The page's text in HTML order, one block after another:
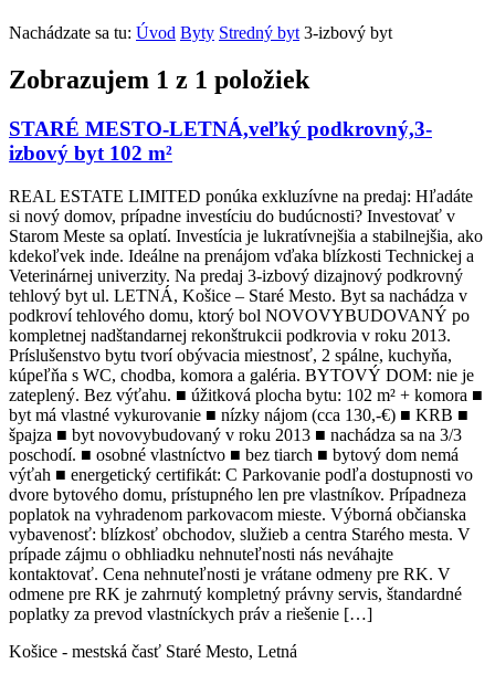
Nachádzate sa tu: Úvod Byty Stredný byt 3-izbový byt
Zobrazujem 1 z 1 položiek
STARÉ MESTO-LETNÁ,veľký podkrovný,3-
izbový byt 102 m²
REAL ESTATE LIMITED ponúka exkluzívne na predaj: Hľadáte
si nový domov, prípadne investíciu do budúcnosti? Investovať v
Starom Meste sa oplatí. Investícia je lukratívnejšia a stabilnejšia, ako
kdekoľvek inde. Ideálne na prenájom vďaka blízkosti Technickej a
Veterinárnej univerzity. Na predaj 3-izbový dizajnový podkrovný
tehlový byt ul. LETNÁ, Košice – Staré Mesto. Byt sa nachádza v
podkroví tehlového domu, ktorý bol NOVOVYBUDOVANÝ po
kompletnej nadštandarnej rekonštrukcii podkrovia v roku 2013.
Príslušenstvo bytu tvorí obývacia miestnosť, 2 spálne, kuchyňa,
kúpeľňa s WC, chodba, komora a galéria. BYTOVÝ DOM: nie je
zateplený. Bez výťahu. ■ úžitková plocha bytu: 102 m² + komora ■
byt má vlastné vykurovanie ■ nízky nájom (cca 130,-€) ■ KRB ■
špajza ■ byt novovybudovaný v roku 2013 ■ nachádza sa na 3/3
poschodí. ■ osobné vlastníctvo ■ bez tiarch ■ bytový dom nemá
výťah ■ energetický certifikát: C Parkovanie podľa dostupnosti vo
dvore bytového domu, prístupného len pre vlastníkov. Prípadneza
poplatok na vyhradenom parkovacom mieste. Výborná občianska
vybavenosť: blízkosť obchodov, služieb a centra Starého mesta. V
prípade zájmu o obhliadku nehnuteľnosti nás neváhajte
kontaktovať. Cena nehnuteľnosti je vrátane odmeny pre RK. V
odmene pre RK je zahrnutý kompletný právny servis, štandardné
poplatky za prevod vlastníckych práv a riešenie […]
Košice - mestská časť Staré Mesto, Letná